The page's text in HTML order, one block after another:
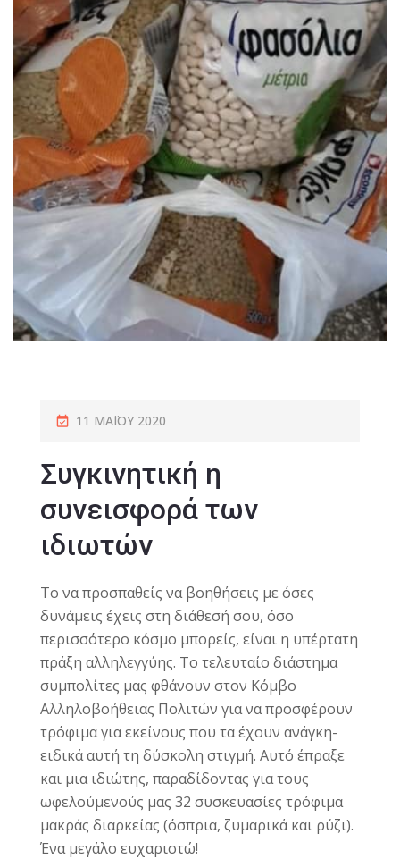
11 ΜΑΪ́ΟΥ 2020
Συγκινητική η
συνεισφορά των
ιδιωτών
Το να προσπαθείς να βοηθήσεις με όσες
δυνάμεις έχεις στη διάθεσή σου, όσο
περισσότερο κόσμο μπορείς, είναι η υπέρτατη
πράξη αλληλεγγύης. Το τελευταίο διάστημα
συμπολίτες μας φθάνουν στον Κόμβο
Αλληλοβοήθειας Πολιτών για να προσφέρουν
τρόφιμα για εκείνους που τα έχουν ανάγκη-
ειδικά αυτή τη δύσκολη στιγμή. Αυτό έπραξε
και μια ιδιώτης, παραδίδοντας για τους
ωφελούμενούς μας 32 συσκευασίες τρόφιμα
μακράς διαρκείας (όσπρια, ζυμαρικά και ρύζι).
Ένα μεγάλο ευχαριστώ!